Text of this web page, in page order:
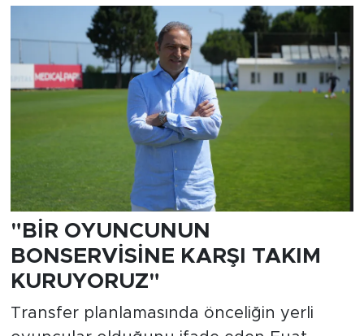
"BİR OYUNCUNUN
BONSERVİSİNE KARŞI TAKIM
KURUYORUZ"
Transfer planlamasında önceliğin yerli